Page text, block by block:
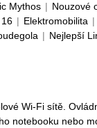
Mythos | Nouzové
| Elektromobilita |
| Nejlepší
Wi-Fi sítě.
notebooku nebo